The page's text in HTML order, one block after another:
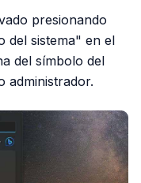
presionando
del sistema" en el
del símbolo del
administrador.